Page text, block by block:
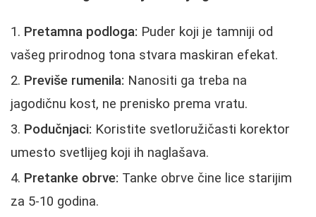
Pretamna podloga: Puder koji je tamniji od
vašeg prirodnog tona stvara maskiran efekat.
Previše rumenila: Nanositi ga treba na
jagodičnu kost, ne prenisko prema vratu.
Podučnjaci: Koristite svetloružičasti korektor
umesto svetlijeg koji ih naglašava.
Pretanke obrve: Tanke obrve čine lice starijim
za 5-10 godina.